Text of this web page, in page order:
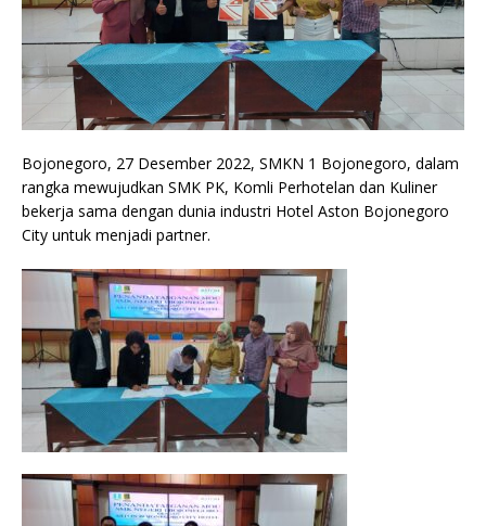
Bojonegoro, 27 Desember 2022, SMKN 1 Bojonegoro, dalam
rangka mewujudkan SMK PK, Komli Perhotelan dan Kuliner
bekerja sama dengan dunia industri Hotel Aston Bojonegoro
City untuk menjadi partner.